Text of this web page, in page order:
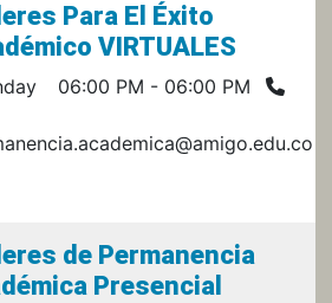
Para El Éxito
VIRTUALES
06:00 PM - 06:00 PM
de Permanencia
Presencial